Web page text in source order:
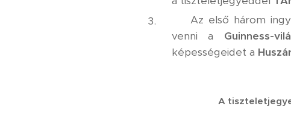
✅ Az első három
venni a Guinness-
képességeidet a
A